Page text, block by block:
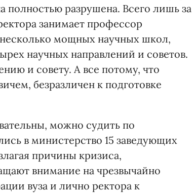
полностью разрушена. Всего лишь за
занимает профессор
мощных научных школ,
научных направлений и советов.
и совету. А все потому, что
безразличен к подготовке
можно судить по
в министерство 15 заведующих
причины кризиса,
внимание на чрезвычайно
вуза и лично ректора к